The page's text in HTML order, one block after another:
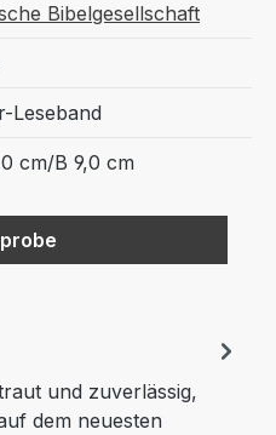
Bibelgesellschaft
Leseband
cm/B 9,0 cm
und zuverlässig,
dem neuesten